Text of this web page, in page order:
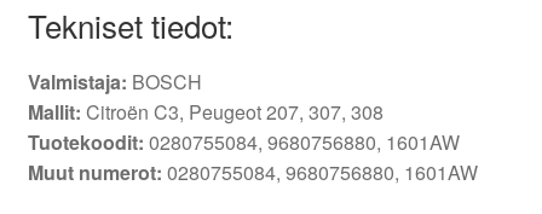
Tekniset tiedot:
Valmistaja: BOSCH
Mallit: Citroën C3, Peugeot 207, 307, 308
Tuotekoodit: 0280755084, 9680756880, 1601AW
Muut numerot: 0280755084, 9680756880, 1601AW